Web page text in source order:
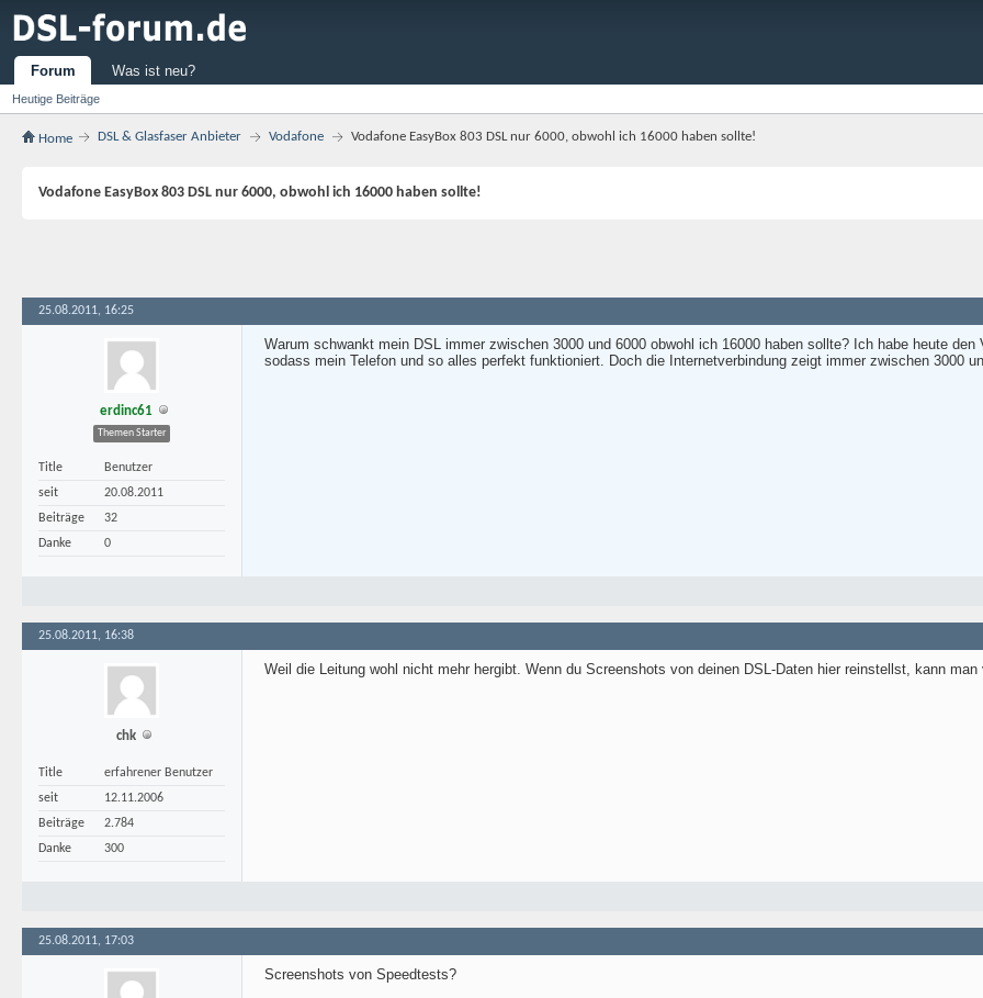
Forum
Heutige Beiträge
Was ist neu?
Home DSL & Glasfaser Anbieter Vodafone Vodafone EasyBox 803 DSL nur 6000, obwohl ich 16000 haben sollte!
Vodafone EasyBox 803 DSL nur 6000, obwohl ich 16000 haben sollte!
25.08.2011, 16:25
erdinc61
Themen Starter
Title
Benutzer
seit
20.08.2011
Beiträge
32
Danke
0
Warum schwankt mein DSL immer zwischen 3000 und 6000 obwohl ich 16000 haben sollte? Ich habe heute
sodass mein Telefon und so alles perfekt funktioniert. Doch die Internetverbindung zeigt immer zwischen 3000
25.08.2011, 16:38
chk
Title
erfahrener Benutzer
seit
12.11.2006
Beiträge
2.784
Danke
300
Weil die Leitung wohl nicht mehr hergibt. Wenn du Screenshots von deinen DSL-Daten hier reinstellst, kann
25.08.2011, 17:03
Screenshots von Speedtests?